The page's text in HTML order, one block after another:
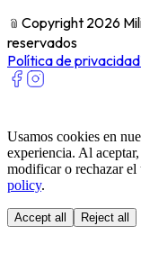
﹫ Copyright 2026
reservados
Política de privacidad
Usamos cookies en
experiencia. Al
modificar o rechazar el
policy.
Accept all Reject all